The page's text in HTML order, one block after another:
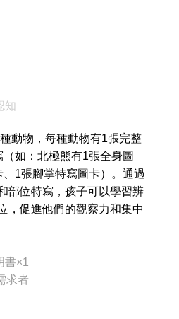
知
動物，每種動物有1張完整
如：北極熊有1張全身圖
1張腳掌特寫圖卡）。通過
部位特寫，孩子可以學習辨
，促進他們的觀察力和集中
×1
求者